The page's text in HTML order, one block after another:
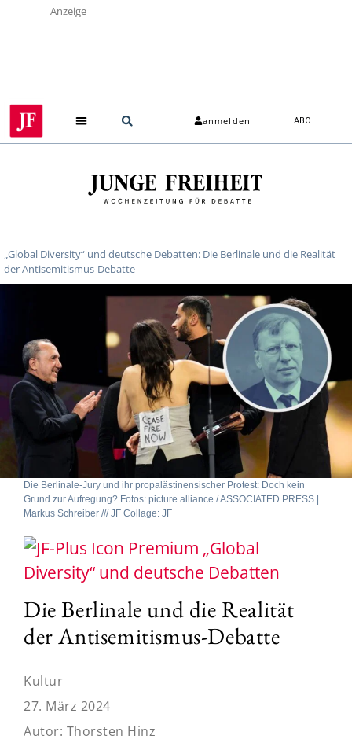
Anzeige
anmelden ABO
„Global Diversity“ und deutsche Debatten: Die Berlinale und die Realität
der Antisemitismus-Debatte
Die Berlinale-Jury und ihr propalästinensischer Protest: Doch kein
Grund zur Aufregung? Fotos: picture alliance / ASSOCIATED PRESS |
Markus Schreiber /// JF Collage: JF
„Global
Diversity“ und deutsche Debatten
Die Berlinale und die Realität
der Antisemitismus-Debatte
Kultur
27. März 2024
Autor: Thorsten Hinz